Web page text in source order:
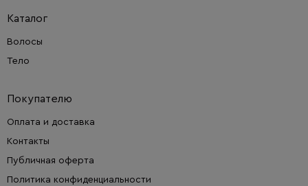
Каталог
Волосы
Тело
Покупателю
Оплата и доставка
Контакты
Публичная оферта
Политика конфиденциальности